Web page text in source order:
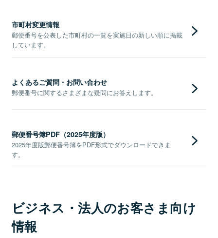
市町村変更情報
郵便番号を公表した市町村の一覧を実施日の新しい順に掲載
しています。
よくあるご質問・お問い合わせ
郵便番号に関するさまざまな疑問にお答えします。
郵便番号簿PDF（2025年度版）
2025年度版郵便番号簿をPDF形式でダウンロードできま
す。
ビジネス・法人のお客さま向け
情報